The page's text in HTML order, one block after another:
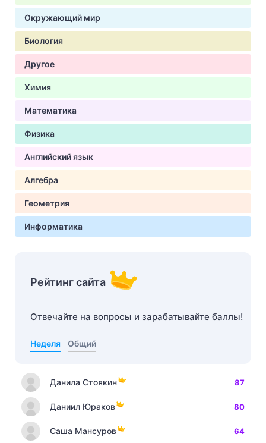
Окружающий мир
Биология
Другое
Химия
Математика
Физика
Английский язык
Алгебра
Геометрия
Информатика
Рейтинг сайта
Отвечайте на вопросы и зарабатывайте баллы!
Неделя Общий
Данила Стоякин 87
Даниил Юраков 80
Саша Мансуров 64